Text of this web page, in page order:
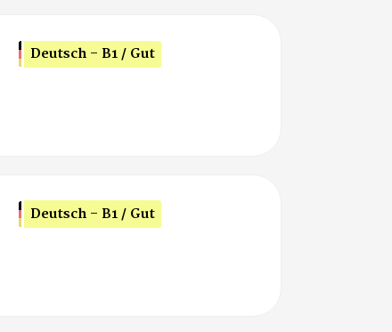
Deutsch - B1 / Gut
Deutsch - B1 / Gut